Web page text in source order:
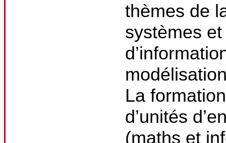
thèmes de
systèmes
La
d’unités
(maths et